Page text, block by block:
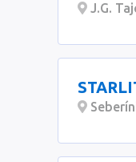
J.G.